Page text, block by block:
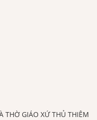
THỜ GIÁO XỨ THỦ THIÊM